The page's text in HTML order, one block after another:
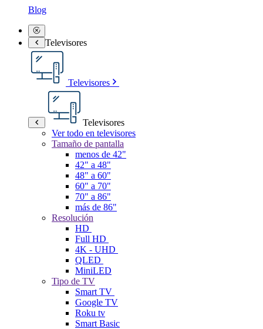
Blog
Televisores
Televisores
Televisores
Ver todo en televisores
Tamaño de pantalla
menos de 42"
42" a 48"
48" a 60"
60" a 70"
70" a 86"
más de 86"
Resolución
HD
Full HD
4K - UHD
QLED
MiniLED
Tipo de TV
Smart TV
Google TV
Roku tv
Smart Basic